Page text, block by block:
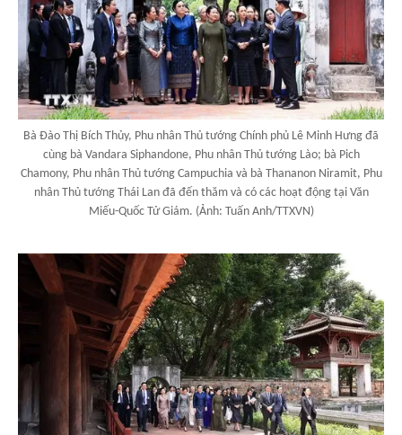
Bà Đào Thị Bích Thủy, Phu nhân Thủ tướng Chính phủ Lê Minh Hưng đã
cùng bà Vandara Siphandone, Phu nhân Thủ tướng Lào; bà Pich
Chamony, Phu nhân Thủ tướng Campuchia và bà Thananon Niramit, Phu
nhân Thủ tướng Thái Lan đã đến thăm và có các hoạt động tại Văn
Miếu-Quốc Tử Giám. (Ảnh: Tuấn Anh/TTXVN)